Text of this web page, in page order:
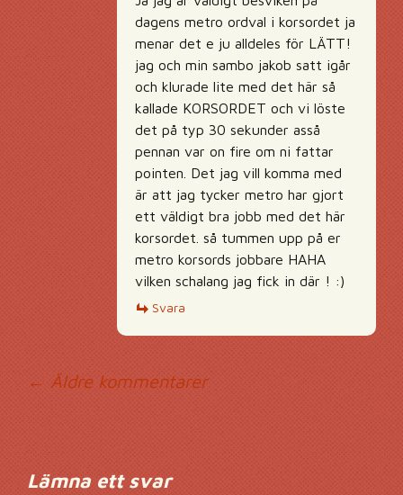
dagens metro ordval i korsordet ja
menar det e ju alldeles för LÄTT!
jag och min sambo jakob satt igår
och klurade lite med det här så
kallade KORSORDET och vi löste
det på typ 30 sekunder asså
pennan var on fire om ni fattar
pointen. Det jag vill komma med
är att jag tycker metro har gjort
ett väldigt bra jobb med det här
korsordet. så tummen upp på er
metro korsords jobbare HAHA
vilken schalang jag fick in där ! :)
Svara
← Äldre kommentarer
Lämna ett svar